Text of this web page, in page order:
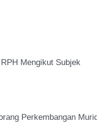
RPH Mengikut Subjek
Perkembangan